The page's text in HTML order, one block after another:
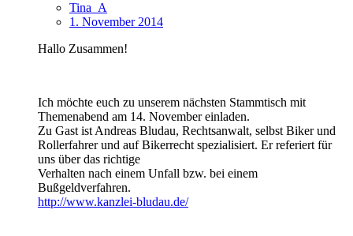
Tina_A
1. November 2014
Hallo Zusammen!
Ich möchte euch zu unserem nächsten Stammtisch mit
Themenabend am 14. November einladen.
Zu Gast ist Andreas Bludau, Rechtsanwalt, selbst Biker und
Rollerfahrer und auf Bikerrecht spezialisiert. Er referiert für
uns über das richtige
Verhalten nach einem Unfall bzw. bei einem
Bußgeldverfahren.
http://www.kanzlei-bludau.de/